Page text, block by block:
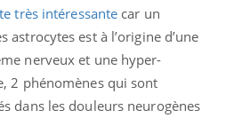
très intéressante car un
astrocytes est à l’origine d’une
nerveux et une hyper-
2 phénomènes qui sont
dans les douleurs neurogènes